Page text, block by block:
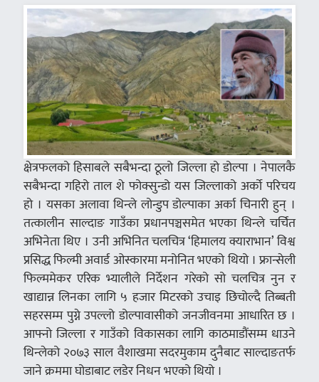
क्षेत्रफलको हिसाबले सबैभन्दा ठूलो जिल्ला हो डोल्पा । नेपालकै
सबैभन्दा गहिरो ताल शे फोक्सुन्डो यस जिल्लाको अर्को परिचय
हो । यसका अलावा थिन्ले लोन्डुप डोल्पाका अर्का चिनारी हुन् ।
तत्कालीन साल्दाङ गाउँका प्रधानपञ्चसमेत भएका थिन्ले चर्चित
अभिनेता थिए । उनी अभिनित चलचित्र ‘हिमालय क्याराभान’ विश्व
प्रसिद्ध फिल्मी अवार्ड ओस्कारमा मनोनित भएको थियो । फ्रान्सेली
फिल्ममेकर एरिक भ्यालीले निर्देशन गरेको सो चलचित्र नुन र
खाद्यान्न लिनका लागि ५ हजार मिटरको उचाइ छिचोल्दै तिब्बती
सहरसम्म पुग्ने उपल्लो डोल्पावासीको जनजीवनमा आधारित छ ।
आफ्नो जिल्ला र गाउँको विकासका लागि काठमाडौंसम्म धाउने
थिन्लेको २०७३ साल वैशाखमा सदरमुकाम दुनैबाट साल्दाङतर्फ
जाने क्रममा घोडाबाट लडेर निधन भएको थियो ।